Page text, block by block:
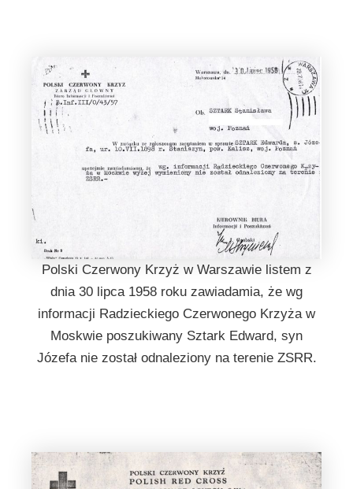
Polski Czerwony Krzyż w Warszawie listem z
dnia 30 lipca 1958 roku zawiadamia, że wg
informacji Radzieckiego Czerwonego Krzyża w
Moskwie poszukiwany Sztark Edward, syn
Józefa nie został odnaleziony na terenie ZSRR.